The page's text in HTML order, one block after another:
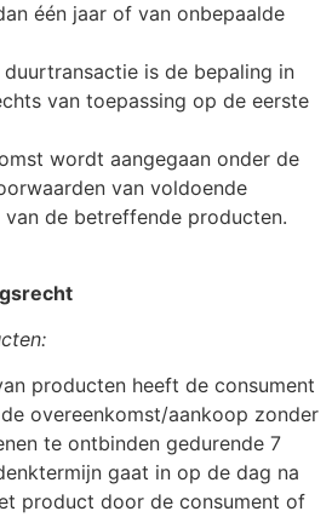
één jaar of van onbepaalde
duurtransactie is de bepaling in
van toepassing op de eerste
wordt aangegaan onder de
van voldoende
van de betreffende producten.
producten heeft de consument
overeenkomst/aankoop zonder
te ontbinden gedurende 7
gaat in op de dag na
product door de consument of